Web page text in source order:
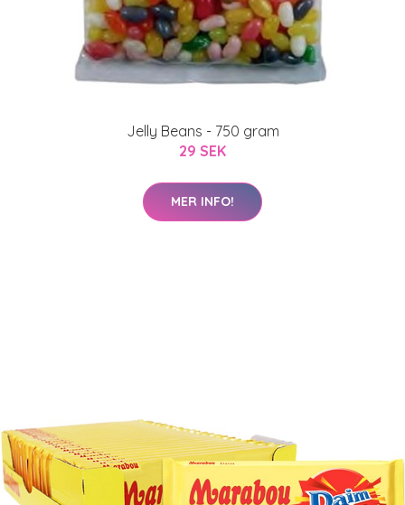
Jelly Beans - 750 gram
29 SEK
MER INFO!